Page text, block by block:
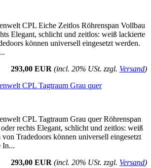
CPL Eiche Zeitlos Röhrenspan Vollbau
Elegant, schlicht und zeitlos: weiß lackierte
können universell eingesetzt werden.
293,00 EUR (incl. 20% USt. zzgl. Versand)
CPL Tagtraum Grau quer
CPL Tagtraum Grau quer Röhrenspan
rechts Elegant, schlicht und zeitlos: weiß
Tradedoors können universell eingesetzt
In...
293,00 EUR (incl. 20% USt. zzgl. Versand)